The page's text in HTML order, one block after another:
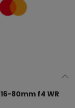
16-80mm f4 WR